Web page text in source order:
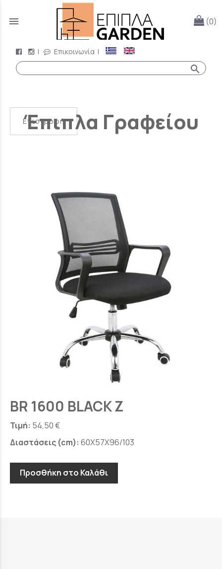
menu (0)
| Επικοινωνία |
search
Έπιπλα Γραφείου
Επιστροφή
BR 1600 BLACK Z
Τιμή: 54,50 €
Διαστάσεις (cm): 60X57X96/103
Προσθήκη στο Καλάθι